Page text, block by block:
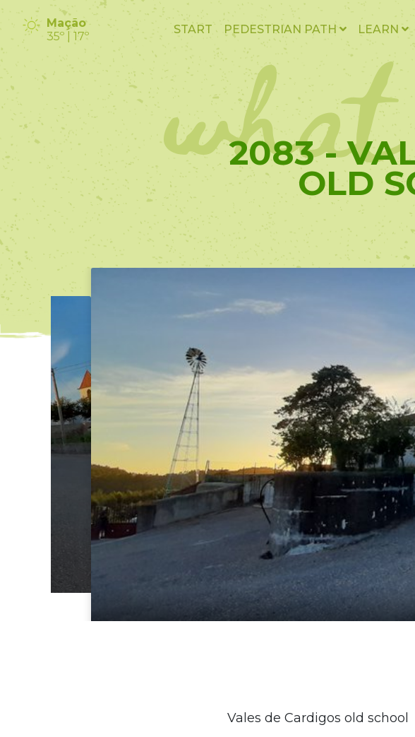
Mação
35º | 17º
START PEDESTRIAN PATH LEARN
2083 -
OLD
Vales de Cardigos old school